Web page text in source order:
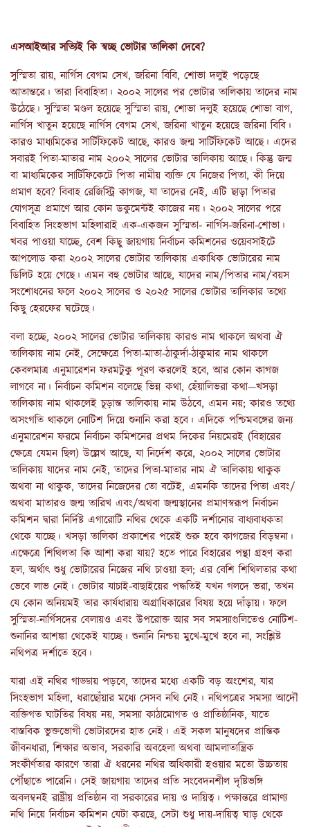
এসআইআর সত্যিই কি স্বচ্ছ ভোটার তালিকা দেবে?
সুস্মিতা রায়, নার্গিস বেগম সেখ, জরিনা বিবি, শোভা দলুই পড়েছে
আতান্তরে। তারা বিবাহিতা। ২০০২ সালের পর ভোটার তালিকায় তাদের নাম
উঠেছে। সুস্মিতা মণ্ডল হয়েছে সুস্মিতা রায়, শোভা দলুই হয়েছে শোভা বাগ,
নার্গিস খাতুন হয়েছে নার্গিস বেগম সেখ, জরিনা খাতুন হয়েছে জরিনা বিবি।
কারও মাধ্যমিকের সার্টিফিকেট আছে, কারও জন্ম সার্টিফিকেট আছে। এদের
সবারই পিতা-মাতার নাম ২০০২ সালের ভোটার তালিকায় আছে। কিন্তু জন্ম
বা মাধ্যমিকের সার্টিফিকেটে পিতা নামীয় ব্যক্তি যে নিজের পিতা, কী দিয়ে
প্রমাণ হবে? বিবাহ রেজিস্ট্রি কাগজ, যা তাদের নেই, এটি ছাড়া পিতার
যোগসূত্র প্রমাণে আর কোন ডকুমেন্টই কাজের নয়। ২০০২ সালের পরে
বিবাহিত সিংহভাগ মহিলারাই এক-একজন সুস্মিতা- নার্গিস-জরিনা-শোভা।
খবর পাওয়া যাচ্ছে, বেশ কিছু জায়গায় নির্বাচন কমিশনের ওয়েবসাইটে
আপলোড করা ২০০২ সালের ভোটার তালিকায় একাধিক ভোটারের নাম
ডিলিট হয়ে গেছে। এমন বহু ভোটার আছে, যাদের নাম/পিতার নাম/বয়স
সংশোধনের ফলে ২০০২ সালের ও ২০২৫ সালের ভোটার তালিকার তথ্যে
কিছু হেরফের ঘটেছে।
বলা হচ্ছে, ২০০২ সালের ভোটার তালিকায় কারও নাম থাকলে অথবা ঐ
তালিকায় নাম নেই, সেক্ষেত্রে পিতা-মাতা-ঠাকুর্দা-ঠাকুমার নাম থাকলে
কেবলমাত্র এনুমারেশন ফরমটুকু পূরণ করলেই হবে, আর কোন কাগজ
লাগবে না। নির্বাচন কমিশন বলেছে ভিন্ন কথা, হেঁয়ালিভরা কথা—খসড়া
তালিকায় নাম থাকলেই চূড়ান্ত তালিকায় নাম উঠবে, এমন নয়; কারও তথ্যে
অসংগতি থাকলে নোটিশ দিয়ে শুনানি করা হবে। এদিকে পশ্চিমবঙ্গের জন্য
এনুমারেশন ফরমে নির্বাচন কমিশনের প্রথম দিকের নিয়মেরই (বিহারের
ক্ষেত্রে যেমন ছিল) উল্লেখ আছে, যা নির্দেশ করে, ২০০২ সালের ভোটার
তালিকায় যাদের নাম নেই, তাদের পিতা-মাতার নাম ঐ তালিকায় থাকুক
অথবা না থাকুক, তাদের নিজেদের তো বটেই, এমনকি তাদের পিতা এবং/
অথবা মাতারও জন্ম তারিখ এবং/অথবা জন্মস্থানের প্রমাণস্বরূপ নির্বাচন
কমিশন দ্বারা নির্দিষ্ট এগারোটি নথির থেকে একটি দর্শানোর বাধ্যবাধকতা
থেকে যাচ্ছে। খসড়া তালিকা প্রকাশের পরেই শুরু হবে কাগজের বিড়ম্বনা।
এক্ষেত্রে শিথিলতা কি আশা করা যায়? হতে পারে বিহারের পন্থা গ্রহণ করা
হল, অর্থাৎ শুধু ভোটারের নিজের নথি চাওয়া হল; এর বেশি শিথিলতার কথা
ভেবে লাভ নেই। ভোটার যাচাই-বাছাইয়ের পদ্ধতিই যখন গলদে ভরা, তখন
যে কোন অনিয়মই তার কার্যধারায় অগ্রাধিকারের বিষয় হয়ে দাঁড়ায়। ফলে
সুস্মিতা-নার্গিসদের বেলায়ও এবং উপরোক্ত আর সব সমস্যাগুলিতেও নোটিশ-
শুনানির আশঙ্কা থেকেই যাচ্ছে। শুনানি নিশ্চয় মুখে-মুখে হবে না, সংশ্লিষ্ট
নথিপত্র দর্শাতে হবে।
যারা এই নথির গাড্ডায় পড়বে, তাদের মধ্যে একটি বড় অংশের, যার
সিংহভাগ মহিলা, ধরাছোঁয়ার মধ্যে সেসব নথি নেই। নথিপত্রের সমস্যা আদৌ
ব্যক্তিগত ঘাটতির বিষয় নয়, সমস্যা কাঠামোগত ও প্রাতিষ্ঠানিক, যাতে
বাস্তবিক ভুক্তভোগী ভোটারদের হাত নেই। এই সকল মানুষদের প্রান্তিক
জীবনধারা, শিক্ষার অভাব, সরকারি অবহেলা অথবা আমলাতান্ত্রিক
সংকীর্ণতার কারণে তারা ঐ ধরনের নথির অধিকারী হওয়ার মতো উচ্চতায়
পৌঁছাতে পারেনি। সেই জায়গায় তাদের প্রতি সংবেদনশীল দৃষ্টিভঙ্গি
অবলম্বনই রাষ্ট্রীয় প্রতিষ্ঠান বা সরকারের দায় ও দায়িত্ব। পক্ষান্তরে প্রামাণ্য
নথি নিয়ে নির্বাচন কমিশন যেটা করছে, সেটা শুধু দায়-দায়িত্ব ঘাড় থেকে